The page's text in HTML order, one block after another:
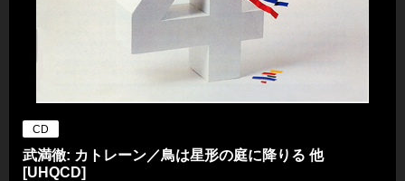
CD
武満徹: カトレーン／鳥は星形の庭に降りる 他
[UHQCD]